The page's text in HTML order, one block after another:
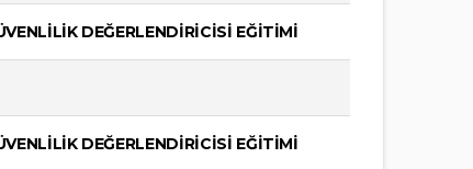
DEĞERLENDİRİCİSİ EĞİTİMİ
DEĞERLENDİRİCİSİ EĞİTİMİ